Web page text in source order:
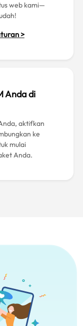
web kami—
>
Anda di
aktifkan
ke
mulai
Anda.